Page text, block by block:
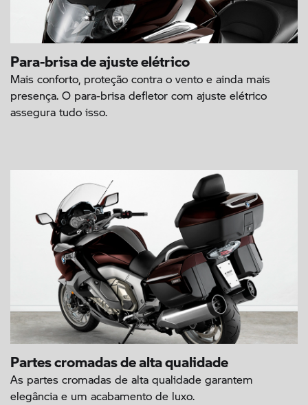
Para-brisa de ajuste elétrico
Mais conforto, proteção contra o vento e ainda mais
presença. O para-brisa defletor com ajuste elétrico
assegura tudo isso.
Partes cromadas de alta qualidade
As partes cromadas de alta qualidade garantem
elegância e um acabamento de luxo.